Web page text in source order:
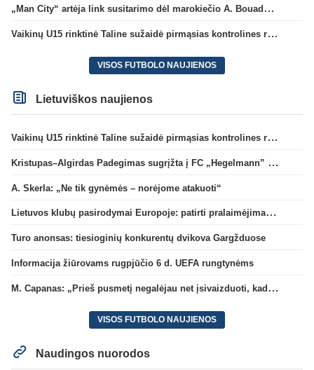
„Man City“ artėja link susitarimo dėl marokiečio A. Bouaddi persikėlimo
Vaikinų U15 rinktinė Taline sužaidė pirmąsias kontrolines rungtynes
VISOS FUTBOLO NAUJIENOS
Lietuviškos naujienos
Vaikinų U15 rinktinė Taline sužaidė pirmąsias kontrolines rungtynes
Kristupas–Algirdas Padegimas sugrįžta į FC „Hegelmann” B sudėtį
A. Skerla: „Ne tik gynėmės – norėjome atakuoti“
Lietuvos klubų pasirodymai Europoje: patirti pralaimėjimai Kroatijos atstovams
Turo anonsas: tiesioginių konkurentų dvikova Gargžduose
Informacija žiūrovams rugpjūčio 6 d. UEFA rungtynėms
M. Capanas: „Prieš pusmetį negalėjau net įsivaizduoti, kad žaisime prieš „Hajduk“
VISOS FUTBOLO NAUJIENOS
Naudingos nuorodos